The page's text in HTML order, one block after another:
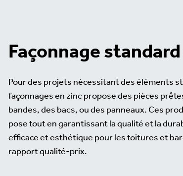
Façonnage
Pour des projets nécessitant des éléments
façonnages en zinc propose des pièces
bandes, des bacs, ou des panneaux. Ces
pose tout en garantissant la qualité et la
efficace et esthétique pour les toitures et
rapport qualité-prix.